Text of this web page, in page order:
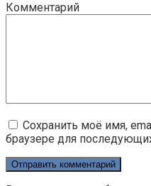
Комментарий
Сохранить моё имя,
браузере для